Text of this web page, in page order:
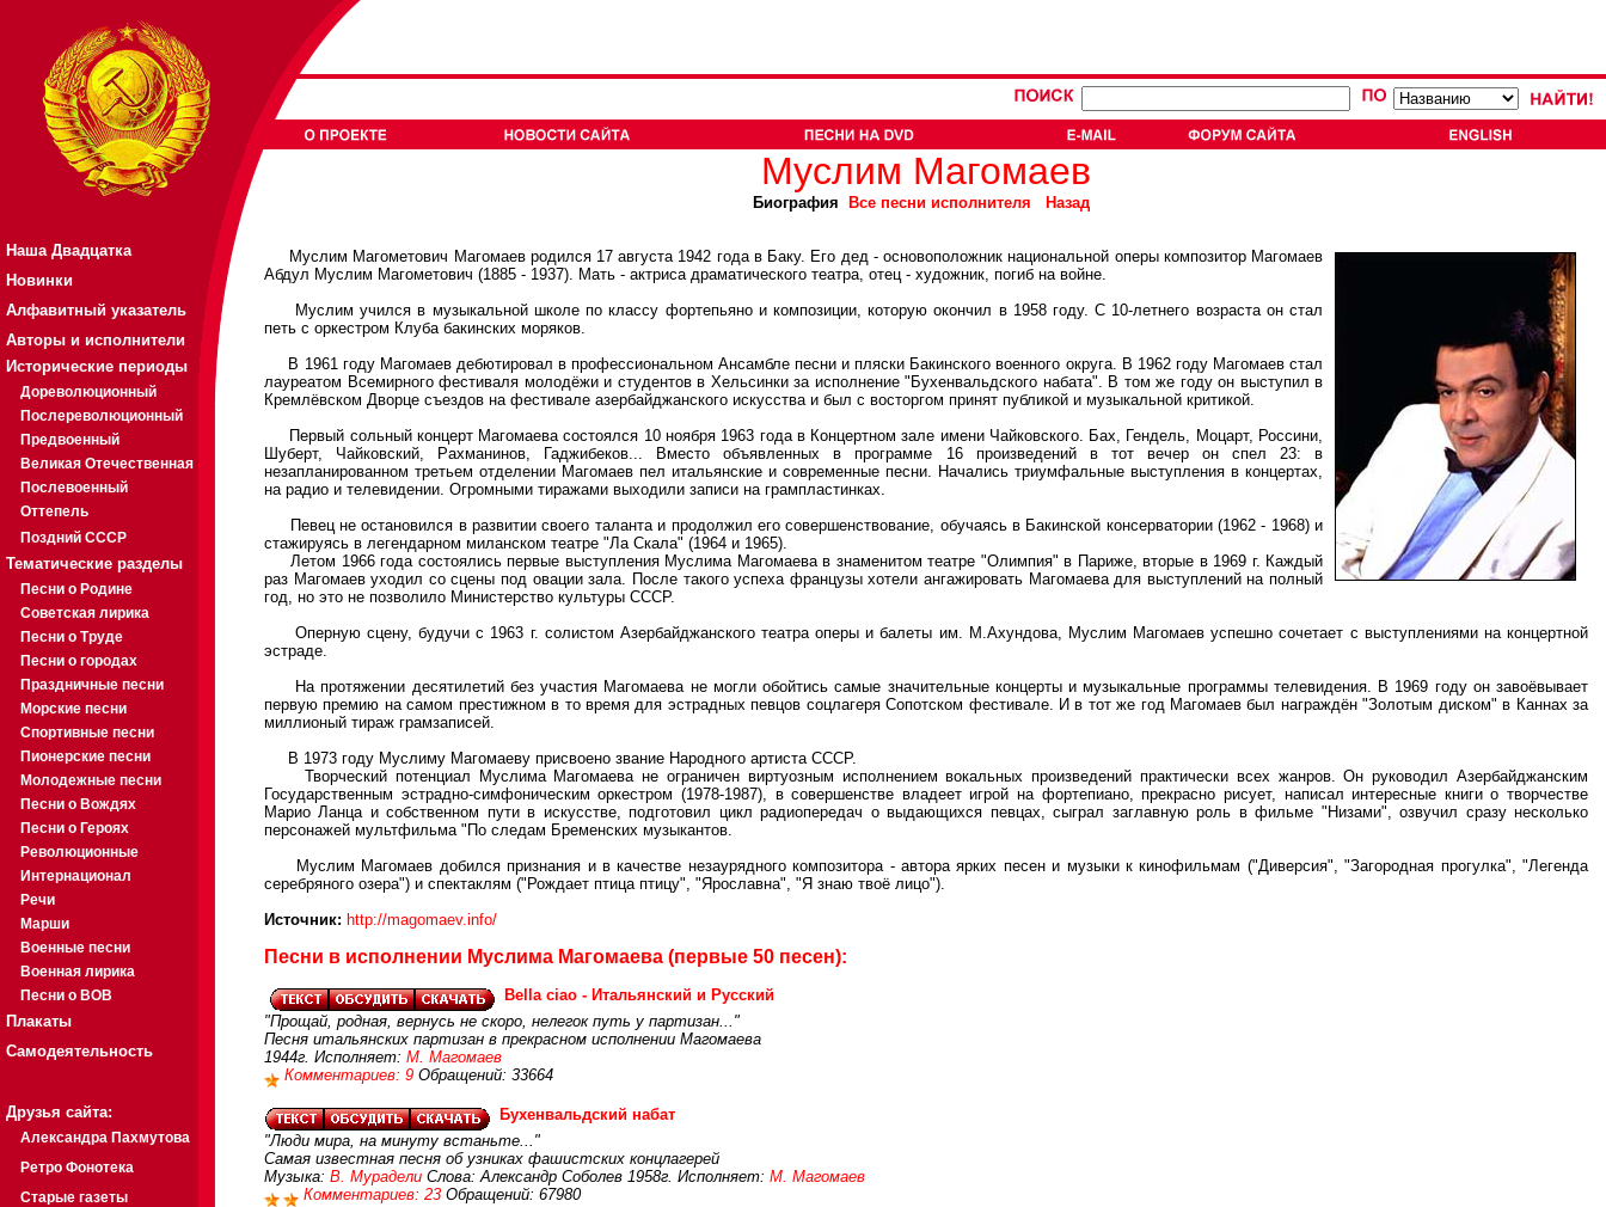
Наша Двадцатка
Новинки
Алфавитный указатель
Авторы и исполнители
Исторические периоды
Дореволюционный
Послереволюционный
Предвоенный
Великая Отечественная
Послевоенный
Оттепель
Поздний СССР
Тематические разделы
Песни о Родине
Советская лирика
Песни о Труде
Песни о городах
Праздничные песни
Морские песни
Спортивные песни
Пионерские песни
Молодежные песни
Песни о Вождях
Песни о Героях
Революционные
Интернационал
Речи
Марши
Военные песни
Военная лирика
Песни о ВОВ
Плакаты
Самодеятельность
Друзья сайта:
Александра Пахмутова
Ретро Фонотека
Старые газеты
Муслим Магомаев
Биография Все песни исполнителя Назад
Муслим Магометович Магомаев родился 17 августа 1942 года в Баку. Его дед - основоположник национальной оперы композитор Магомаев
Абдул Муслим Магометович (1885 - 1937). Мать - актриса драматического театра, отец - художник, погиб на войне.
Муслим учился в музыкальной школе по классу фортепьяно и композиции, которую окончил в 1958 году. С 10-летнего возраста он стал
петь с оркестром Клуба бакинских моряков.
В 1961 году Магомаев дебютировал в профессиональном Ансамбле песни и пляски Бакинского военного округа. В 1962 году Магомаев стал
лауреатом Всемирного фестиваля молодёжи и студентов в Хельсинки за исполнение "Бухенвальдского набата". В том же году он выступил в
Кремлёвском Дворце съездов на фестивале азербайджанского искусства и был с восторгом принят публикой и музыкальной критикой.
Первый сольный концерт Магомаева состоялся 10 ноября 1963 года в Концертном зале имени Чайковского. Бах, Гендель, Моцарт, Россини,
Шуберт, Чайковский, Рахманинов, Гаджибеков... Вместо объявленных в программе 16 произведений в тот вечер он спел 23: в
незапланированном третьем отделении Магомаев пел итальянские и современные песни. Начались триумфальные выступления в концертах,
на радио и телевидении. Огромными тиражами выходили записи на грампластинках.
Певец не остановился в развитии своего таланта и продолжил его совершенствование, обучаясь в Бакинской консерватории (1962 - 1968) и
стажируясь в легендарном миланском театре "Ла Скала" (1964 и 1965).
Летом 1966 года состоялись первые выступления Муслима Магомаева в знаменитом театре "Олимпия" в Париже, вторые в 1969 г. Каждый
раз Магомаев уходил со сцены под овации зала. После такого успеха французы хотели ангажировать Магомаева для выступлений на полный
год, но это не позволило Министерство культуры СССР.
Оперную сцену, будучи с 1963 г. солистом Азербайджанского театра оперы и балеты им. М.Ахундова, Муслим Магомаев успешно сочетает с выступлениями на концертной
эстраде.
На протяжении десятилетий без участия Магомаева не могли обойтись самые значительные концерты и музыкальные программы телевидения. В 1969 году он завоёвывает
первую премию на самом престижном в то время для эстрадных певцов соцлагеря Сопотском фестивале. И в тот же год Магомаев был награждён "Золотым диском" в Каннах за
миллионый тираж грамзаписей.
В 1973 году Муслиму Магомаеву присвоено звание Народного артиста СССР.
Творческий потенциал Муслима Магомаева не ограничен виртуозным исполнением вокальных произведений практически всех жанров. Он руководил Азербайджанским
Государственным эстрадно-симфоническим оркестром (1978-1987), в совершенстве владеет игрой на фортепиано, прекрасно рисует, написал интересные книги о творчестве
Марио Ланца и собственном пути в искусстве, подготовил цикл радиопередач о выдающихся певцах, сыграл заглавную роль в фильме "Низами", озвучил сразу несколько
персонажей мультфильма "По следам Бременских музыкантов.
Муслим Магомаев добился признания и в качестве незаурядного композитора - автора ярких песен и музыки к кинофильмам ("Диверсия", "Загородная прогулка", "Легенда
серебряного озера") и спектаклям ("Рождает птица птицу", "Ярославна", "Я знаю твоё лицо").
Источник: http://magomaev.info/
Песни в исполнении Муслима Магомаева (первые 50 песен):
Bella ciao - Итальянский и Русский
"Прощай, родная, вернусь не скоро, нелегок путь у партизан..."
Песня итальянских партизан в прекрасном исполнении Магомаева
1944г. Исполняет: М. Магомаев
Комментариев: 9 Обращений: 33664
Бухенвальдский набат
"Люди мира, на минуту встаньте..."
Самая известная песня об узниках фашистских концлагерей
Музыка: В. Мурадели Слова: Александр Соболев 1958г. Исполняет: М. Магомаев
Комментариев: 23 Обращений: 67980